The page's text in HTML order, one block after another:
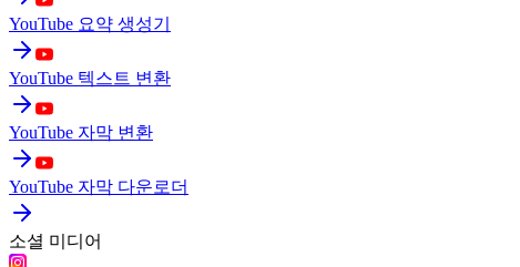
YouTube 요약 생성기
YouTube 텍스트 변환
YouTube 자막 변환
YouTube 자막 다운로더
소셜 미디어